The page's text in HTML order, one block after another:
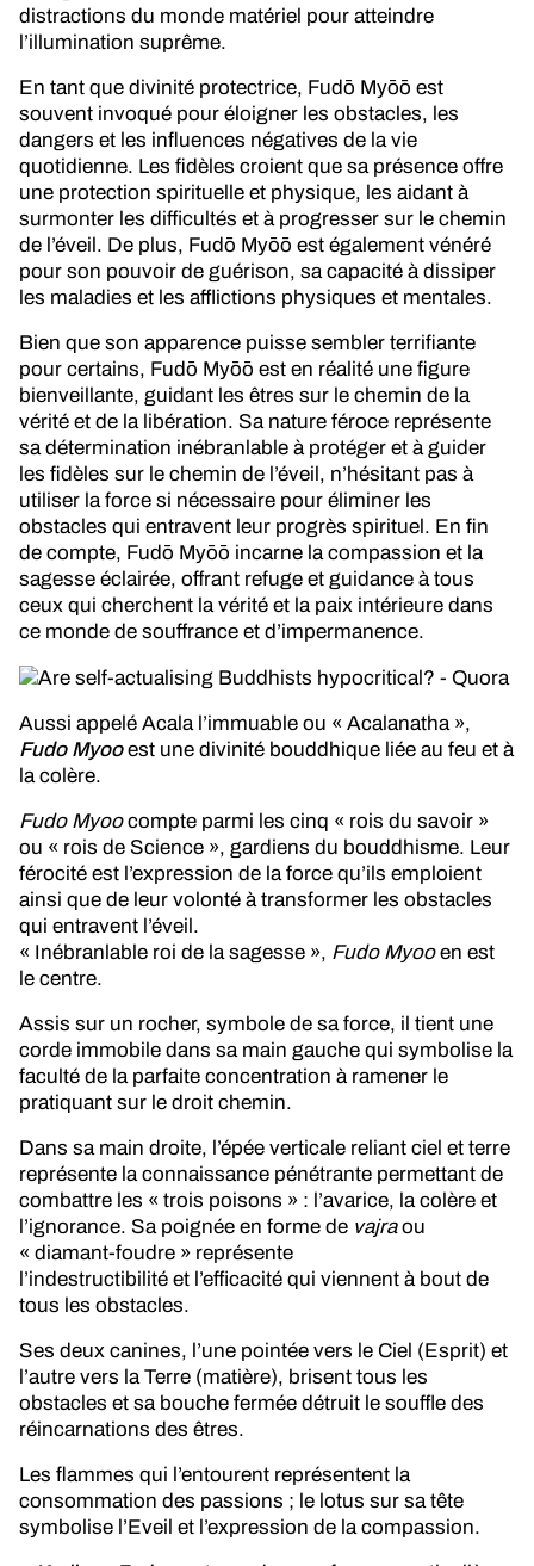
distractions du monde matériel pour atteindre
l’illumination suprême.
En tant que divinité protectrice, Fudō Myōō est
souvent invoqué pour éloigner les obstacles, les
dangers et les influences négatives de la vie
quotidienne. Les fidèles croient que sa présence offre
une protection spirituelle et physique, les aidant à
surmonter les difficultés et à progresser sur le chemin
de l’éveil. De plus, Fudō Myōō est également vénéré
pour son pouvoir de guérison, sa capacité à dissiper
les maladies et les afflictions physiques et mentales.
Bien que son apparence puisse sembler terrifiante
pour certains, Fudō Myōō est en réalité une figure
bienveillante, guidant les êtres sur le chemin de la
vérité et de la libération. Sa nature féroce représente
sa détermination inébranlable à protéger et à guider
les fidèles sur le chemin de l’éveil, n’hésitant pas à
utiliser la force si nécessaire pour éliminer les
obstacles qui entravent leur progrès spirituel. En fin
de compte, Fudō Myōō incarne la compassion et la
sagesse éclairée, offrant refuge et guidance à tous
ceux qui cherchent la vérité et la paix intérieure dans
ce monde de souffrance et d’impermanence.
Aussi appelé Acala l’immuable ou « Acalanatha »,
Fudo Myoo est une divinité bouddhique liée au feu et à
la colère.
Fudo Myoo compte parmi les cinq « rois du savoir »
ou « rois de Science », gardiens du bouddhisme. Leur
férocité est l’expression de la force qu’ils emploient
ainsi que de leur volonté à transformer les obstacles
qui entravent l’éveil.
« Inébranlable roi de la sagesse », Fudo Myooen est
le centre.
Assis sur un rocher, symbole de sa force, il tient une
corde immobile dans sa main gauche qui symbolise la
faculté de la parfaite concentration à ramener le
pratiquant sur le droit chemin.
Dans sa main droite, l’épée verticale reliant ciel et terre
représente la connaissance pénétrante permettant de
combattre les « trois poisons » : l’avarice, la colère et
l’ignorance. Sa poignée en forme de vajraou
« diamant-foudre » représente
l’indestructibilité et l’efficacité qui viennent à bout de
tous les obstacles.
Ses deux canines, l’une pointée vers le Ciel (Esprit) et
l’autre vers la Terre (matière), brisent tous les
obstacles et sa bouche fermée détruit le souffle des
réincarnations des êtres.
Les flammes qui l’entourent représentent la
consommation des passions ; le lotus sur sa tête
symbolise l’Eveil et l’expression de la compassion.